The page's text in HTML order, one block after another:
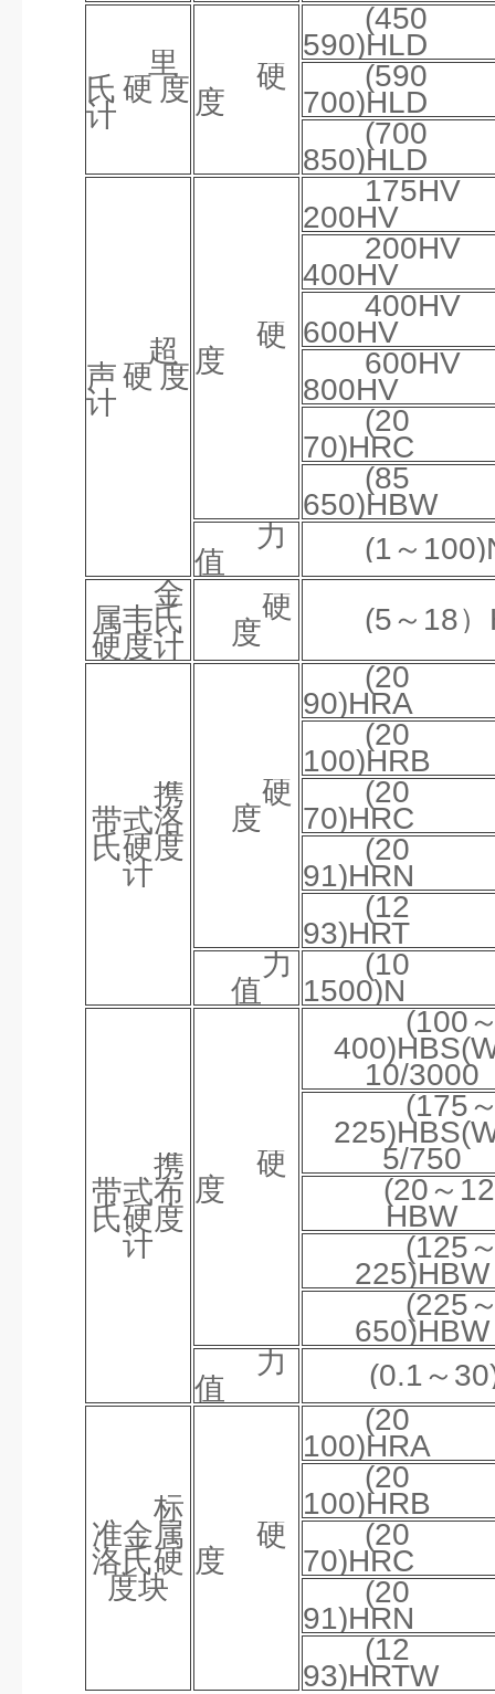
里
氏硬度
计
硬
度
(450
590)HLD
(590
700)HLD
(700
850)HLD
超
声硬度
计
硬
度
200HV
400HV
600HV
800HV
(20
70)HRC
(85
650)HBW
力
值
(1～
金
属韦氏
硬度计
硬
度 (5～18
携
带式洛
氏硬度
计
硬
度
(20
90)HRA
(20
100)HRB
(20
70)HRC
(20
91)HRN
(12
93)HRT
力
值
(10
1500)N
携
带式布
氏硬度
计
硬
度
(100
10/3000
(175
5/750
(20～
HBW
(125
225)HBW
(225
650)HBW
力
值 (0.1～
标
准金属
洛氏硬
度块
硬
度
(20
100)HRA
(20
100)HRB
(20
70)HRC
(20
91)HRN
(12
93)HRTW